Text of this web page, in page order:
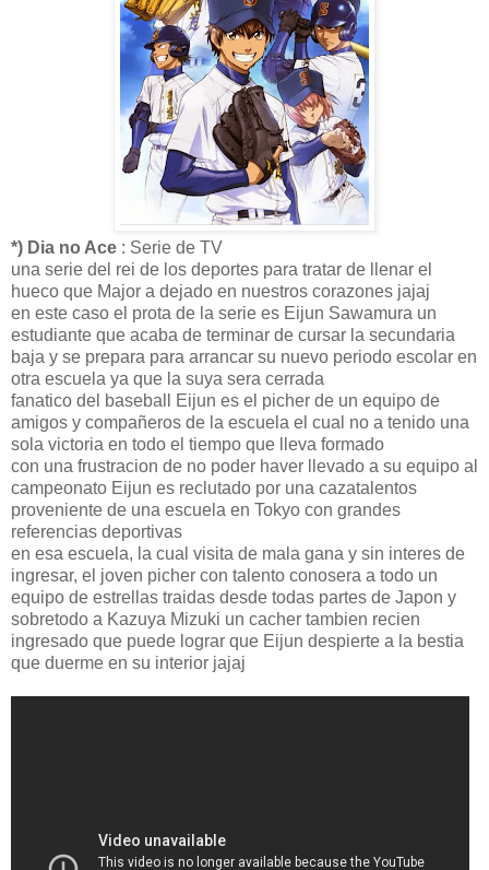
*) Dia no Ace : Serie de TV
una serie del rei de los deportes para tratar de llenar el
hueco que Major a dejado en nuestros corazones jajaj
en este caso el prota de la serie es Eijun Sawamura un
estudiante que acaba de terminar de cursar la secundaria
baja y se prepara para arrancar su nuevo periodo escolar en
otra escuela ya que la suya sera cerrada
fanatico del baseball Eijun es el picher de un equipo de
amigos y compañeros de la escuela el cual no a tenido una
sola victoria en todo el tiempo que lleva formado
con una frustracion de no poder haver llevado a su equipo al
campeonato Eijun es reclutado por una cazatalentos
proveniente de una escuela en Tokyo con grandes
referencias deportivas
en esa escuela, la cual visita de mala gana y sin interes de
ingresar, el joven picher con talento conosera a todo un
equipo de estrellas traidas desde todas partes de Japon y
sobretodo a Kazuya Mizuki un cacher tambien recien
ingresado que puede lograr que Eijun despierte a la bestia
que duerme en su interior jajaj